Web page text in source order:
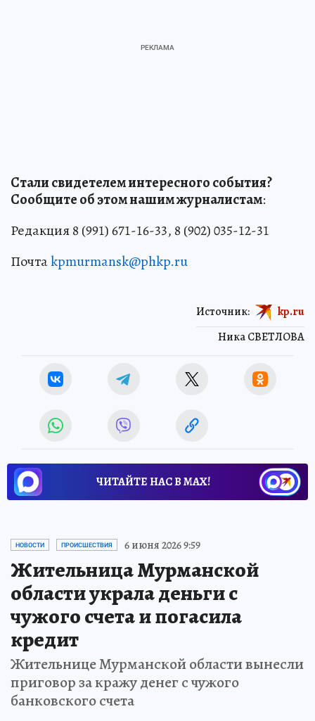
Стали свидетелем интересного события?
Сообщите об этом нашим журналистам:
Редакция 8 (991) 671-16-33, 8 (902) 035-12-31
Почтаkpmurmansk@phkp.ru
Ника СВЕТЛОВА
Источник: kp.ru
ЧИТАЙТЕ НАС В МАХ!
НОВОСТИ ПРОИСШЕСТВИЯ 6 июня 2026 9:59
Жительница Мурманской
области украла деньги с
чужого счета и погасила
кредит
Жительнице Мурманской области вынесли
приговор за кражу денег с чужого
банковского счета